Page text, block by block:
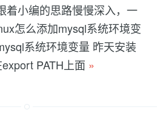
着小编的思路慢慢深入，一
怎么添加mysql系统环境变
系统环境变量 昨天安装
PATH上面 »